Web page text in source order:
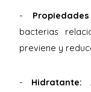
-
bacterias
previene y
- Hidratante: